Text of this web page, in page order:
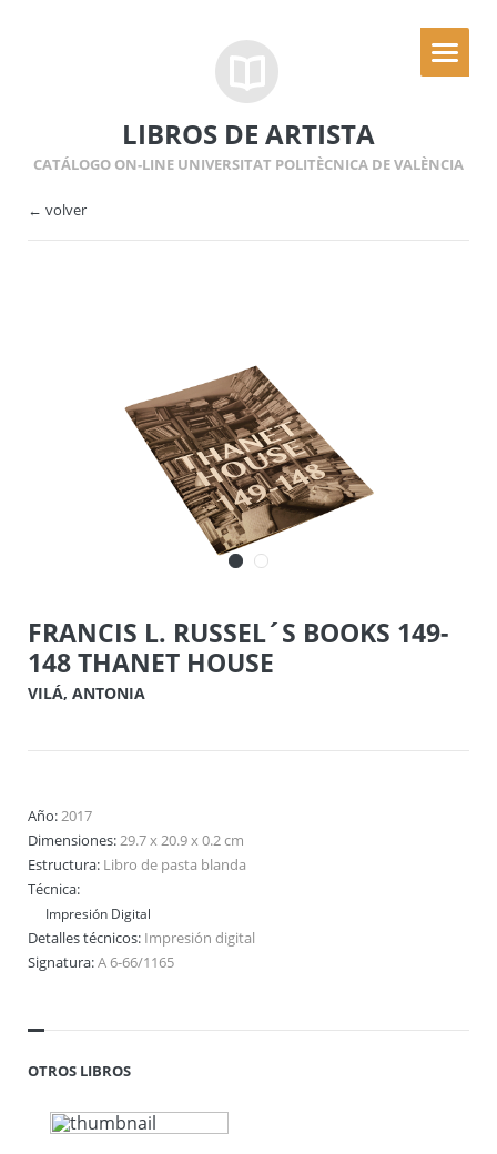
LIBROS DE ARTISTA
CATÁLOGO ON-LINE UNIVERSITAT POLITÈCNICA DE VALÈNCIA
← volver
FRANCIS L. RUSSEL´S BOOKS 149-
148 THANET HOUSE
VILÁ, ANTONIA
Año:2017
Dimensiones:29.7 x 20.9 x 0.2 cm
Estructura: Libro de pasta blanda
Técnica:
Impresión Digital
Detalles técnicos: Impresión digital
Signatura:A 6-66/1165
OTROS LIBROS